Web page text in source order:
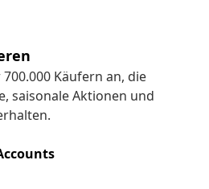
Käufern an, die
saisonale Aktionen und